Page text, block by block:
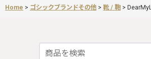
Home > ゴシックブランドその他 > 靴 / 鞄 >